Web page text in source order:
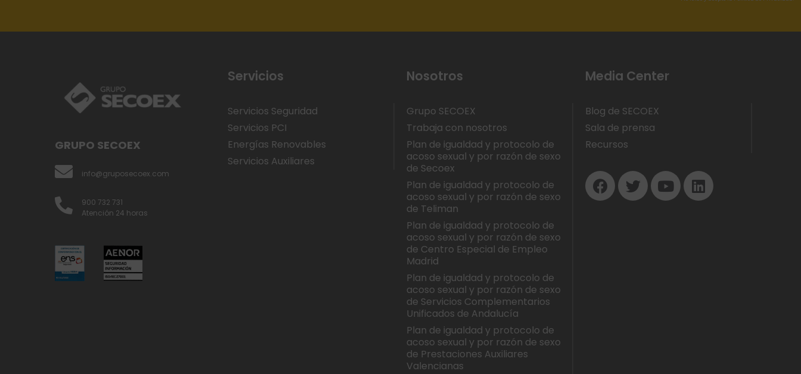
GRUPO SECOEX
info@gruposecoex.com
900 732 731
Atención 24 horas
Servicios
Servicios Seguridad
Servicios PCI
Energías Renovables
Servicios Auxiliares
Nosotros
Grupo SECOEX
Trabaja con nosotros
Plan de igualdad y protocolo de
acoso sexual y por razón de sexo
de Secoex
Plan de igualdad y protocolo de
acoso sexual y por razón de sexo
de Teliman
Plan de igualdad y protocolo de
acoso sexual y por razón de sexo
de Centro Especial de Empleo
Madrid
Plan de igualdad y protocolo de
acoso sexual y por razón de sexo
de Servicios Complementarios
Unificados de Andalucía
Plan de igualdad y protocolo de
acoso sexual y por razón de sexo
de Prestaciones Auxiliares
Valencianas
Media Center
Blog de SECOEX
Sala de prensa
Recursos